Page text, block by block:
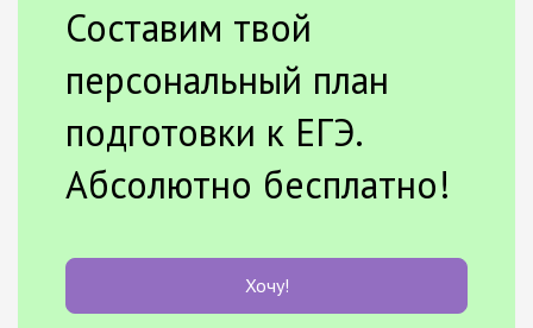
Составим твой
персональный план
подготовки к ЕГЭ.
Абсолютно бесплатно!
Хочу!